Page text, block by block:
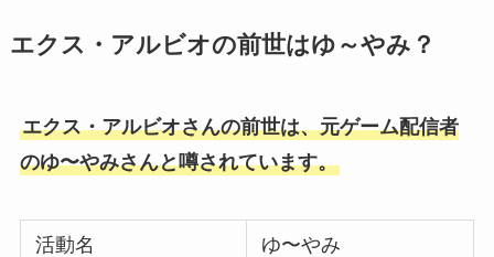
エクス・アルビオの前世はゆ～やみ？
エクス・アルビオさんの前世は、元ゲーム配信者
のゆ〜やみさんと噂されています。
活動名 ゆ〜やみ